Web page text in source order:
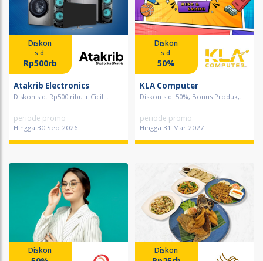
Diskon
s.d.
Rp500rb
Atakrib Electronics
Diskon s.d. Rp500 ribu + Cicil...
periode promo
Hingga 30 Sep 2026
Diskon
s.d.
50%
KLA Computer
Diskon s.d. 50%, Bonus Produk,...
periode promo
Hingga 31 Mar 2027
Diskon Diskon